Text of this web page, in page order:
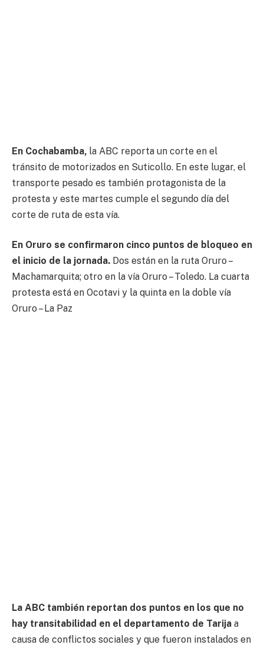
En Cochabamba, la ABC reporta un corte en el
tránsito de motorizados en Suticollo. En este lugar, el
transporte pesado es también protagonista de la
protesta y este martes cumple el segundo día del
corte de ruta de esta vía.
En Oruro se confirmaron cinco puntos de bloqueo en
el inicio de la jornada. Dos están en la ruta Oruro –
Machamarquita; otro en la vía Oruro – Toledo. La cuarta
protesta está en Ocotavi y la quinta en la doble vía
Oruro – La Paz
La ABC también reportan dos puntos en los que no
hay transitabilidad en el departamento de Tarija a
causa de conflictos sociales y que fueron instalados en